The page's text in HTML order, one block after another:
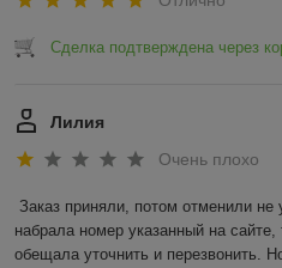
Сделка подтверждена через
Лилия
Очень плохо
Заказ приняли, потом отменили не
набрала номер указанный на
обещала уточнить и перезвонить.